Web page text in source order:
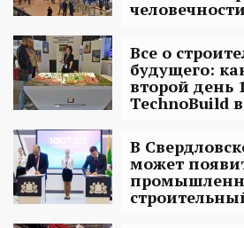
Все о
будущего:
второй день
TechnoBuild
В
может